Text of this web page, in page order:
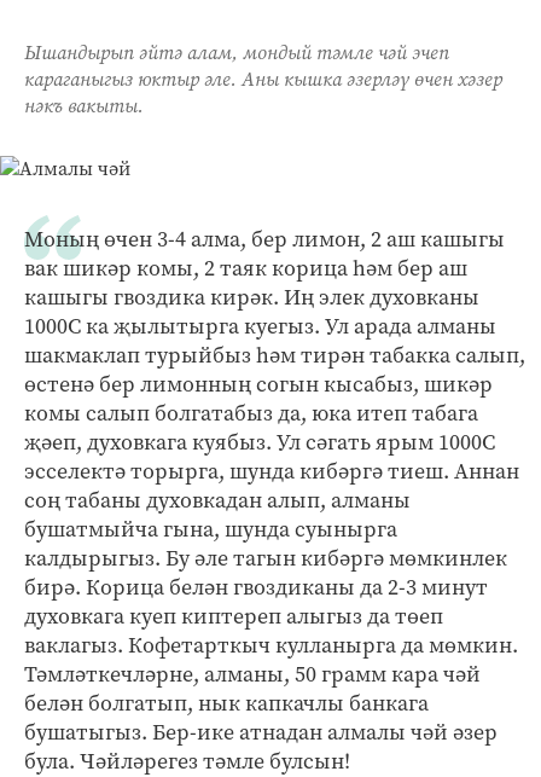
Ышандырып әйтә алам, мондый тәмле чәй эчеп
караганыгыз юктыр әле. Аны кышка әзерләү өчен хәзер
нәкъ вакыты.
Моның өчен 3-4 алма, бер лимон, 2 аш кашыгы
вак шикәр комы, 2 таяк корица һәм бер аш
кашыгы гвоздика кирәк. Иң элек духовканы
1000С ка җылытырга куегыз. Ул арада алманы
шакмаклап турыйбыз һәм тирән табакка салып,
өстенә бер лимонның согын кысабыз, шикәр
комы салып болгатабыз да, юка итеп табага
җәеп, духовкага куябыз. Ул сәгать ярым 1000С
эсселектә торырга, шунда кибәргә тиеш. Аннан
соң табаны духовкадан алып, алманы
бушатмыйча гына, шунда суынырга
калдырыгыз. Бу әле тагын кибәргә мөмкинлек
бирә. Корица белән гвоздиканы да 2-3 минут
духовкага куеп киптереп алыгыз да төеп
ваклагыз. Кофетарткыч кулланырга да мөмкин.
Тәмләткечләрне, алманы, 50 грамм кара чәй
белән болгатып, нык капкачлы банкага
бушатыгыз. Бер-ике атнадан алмалы чәй әзер
була. Чәйләрегез тәмле булсын!